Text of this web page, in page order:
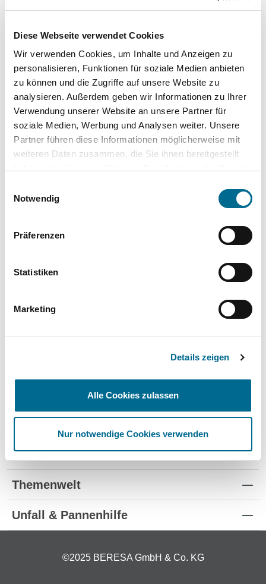
Diese Webseite verwendet Cookies
Wir verwenden Cookies, um Inhalte und Anzeigen zu
personalisieren, Funktionen für soziale Medien anbieten
zu können und die Zugriffe auf unsere Website zu
analysieren. Außerdem geben wir Informationen zu Ihrer
Verwendung unserer Website an unsere Partner für
soziale Medien, Werbung und Analysen weiter. Unsere
Partner führen diese Informationen möglicherweise mit
weiteren Daten zusammen, die Sie ihnen bereitgestellt
Cookies, wenn Sie unsere Webseite weiterhin nutzen.
Notwendig
Präferenzen
Statistiken
Marketing
Details zeigen
Alle Cookies zulassen
Nur notwendige Cookies verwenden
Top Kategorien
Kontakt
Themenwelt
Unfall & Pannenhilfe
©2025 BERESA GmbH & Co. KG